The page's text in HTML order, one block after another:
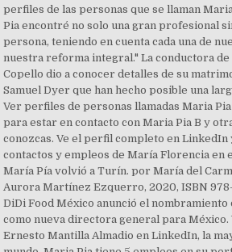
perfiles de las personas que se llaman
Pia encontré no solo una gran profesional
persona, teniendo en cuenta cada una de
nuestra reforma integral." La conductora
Copello dio a conocer detalles de su
Samuel Dyer que han hecho posible una
Ver perfiles de personas llamadas Maria
para estar en contacto con Maria Pia B y
conozcas. Ve el perfil completo en LinkedIn
contactos y empleos de María Florencia en
María Pía volvió a Turín. por María del
Aurora Martínez Ezquerro, 2020, ISBN
DiDi Food México anunció el
como nueva directora general para México.
Ernesto Mantilla Almadio en LinkedIn, la